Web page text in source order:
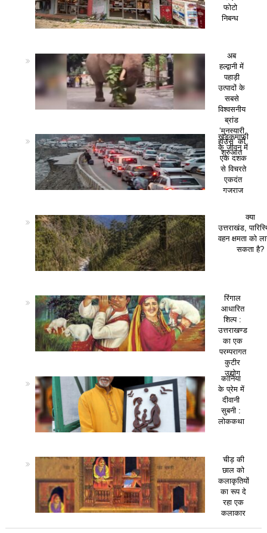
फोटो
निबन्ध
अब
हल्द्वानी में
पहाड़ी
उत्पादों के
सबसे
विश्वसनीय
ब्रांड
‘मुनस्यारी
हाउस’ की
शुरुआत
खड़कमाफी
के जीवन में
एक दशक
से विचरते
एकदंत
गजराज
क्या
उत्तराखंड,
वहन क्षमता को
सकता है?
रिंगाल
आधारित
शिल्प :
उत्तराखण्ड
का एक
परम्परागत
कुटीर
उद्योग
कानिया
के प्रेम में
दीवानी
सुबनी :
लोककथा
चीड़ की
छाल को
कलाकृतियों
का रूप दे
रहा एक
कलाकार